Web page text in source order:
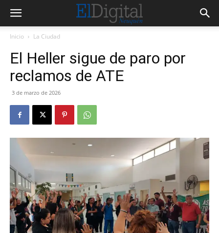
Inicio La Ciudad
El Heller sigue de paro por
reclamos de ATE
3 de marzo de 2026